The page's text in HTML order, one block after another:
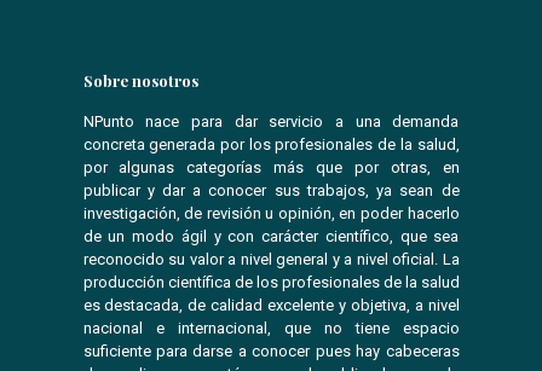
Sobre nosotros
NPunto nace para dar servicio a una demanda
concreta generada por los profesionales de la salud,
por algunas categorías más que por otras, en
publicar y dar a conocer sus trabajos, ya sean de
investigación, de revisión u opinión, en poder hacerlo
de un modo ágil y con carácter científico, que sea
reconocido su valor a nivel general y a nivel oficial. La
producción científica de los profesionales de la salud
es destacada, de calidad excelente y objetiva, a nivel
nacional e internacional, que no tiene espacio
suficiente para darse a conocer pues hay cabeceras